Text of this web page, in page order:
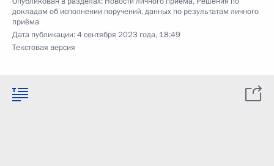
докладам об исполнении поручений, данных по результатам личного
приёма
Дата публикации:4 сентября 2023 года, 18:49
Текстовая версия